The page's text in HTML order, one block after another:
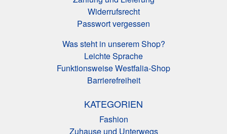
Widerrufsrecht
Passwort vergessen
Was steht in unserem Shop?
Leichte Sprache
Funktionsweise Westfalia-Shop
Barrierefreiheit
KATEGORIEN
Fashion
Zuhause und Unterwegs